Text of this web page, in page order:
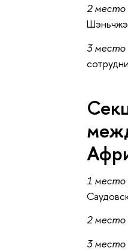
2 место
3 место
1 место
2 место
3 место